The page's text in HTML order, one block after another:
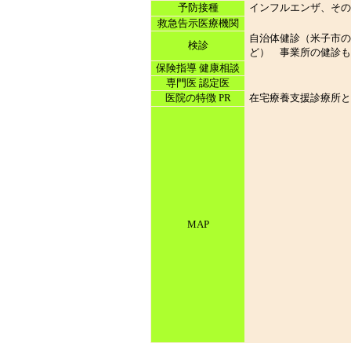
予防接種
インフルエンザ、そ
救急告示医療機関
検診
自治体健診（米子市
ど） 事業所の健診
保険指導 健康相談
専門医 認定医
医院の特徴 PR
在宅療養支援診療所
MAP